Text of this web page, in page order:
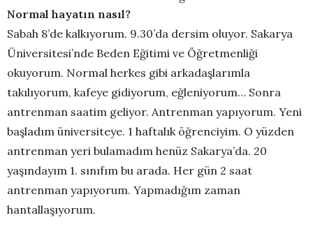
Normal hayatın nasıl?
Sabah 8’de kalkıyorum. 9.30’da dersim oluyor. Sakarya
Üniversitesi’nde Beden Eğitimi ve Öğretmenliği
okuyorum. Normal herkes gibi arkadaşlarımla
takılıyorum, kafeye gidiyorum, eğleniyorum… Sonra
antrenman saatim geliyor. Antrenman yapıyorum. Yeni
başladım üniversiteye. 1 haftalık öğrenciyim. O yüzden
antrenman yeri bulamadım henüz Sakarya’da. 20
yaşındayım 1. sınıfım bu arada. Her gün 2 saat
antrenman yapıyorum. Yapmadığım zaman
hantallaşıyorum.